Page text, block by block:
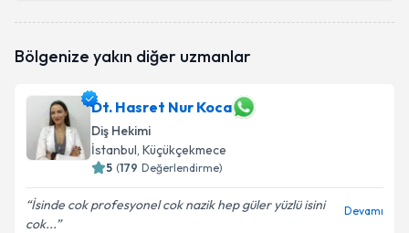
oluşturun. Size bu uzmandan randevu almanız için bir
E-posta Adresiniz
Kişisel verilerimin işlenmesine ilişkinAydınlatma
Bölgenize yakın diğer uzmanlar
Dt. Hasret Nur Koca
Diş Hekimi
İstanbul, Küçükçekmece
5 (179 Değerlendirme)
İsinde cok profesyonel cok nazik hep güler yüzlü isini
cok...
Devamı